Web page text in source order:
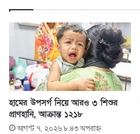
হামের উপসর্গ নিয়ে আরও ৩ শিশুর
প্রাণহানি, আক্রান্ত ১২১৮
আগস্ট ৭, ২০২৬ ৮:৪৩ অপরাহ্ণ